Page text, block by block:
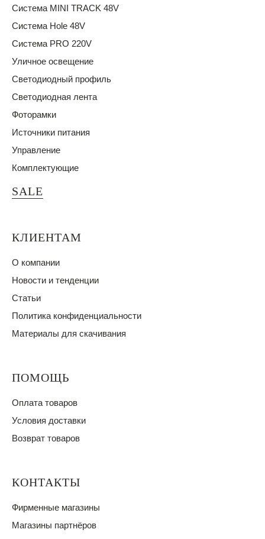
Система MINI TRACK 48V
Система Hole 48V
Система PRO 220V
Уличное освещение
Светодиодный профиль
Светодиодная лента
Фоторамки
Источники питания
Управление
Комплектующие
SALE
КЛИЕНТАМ
О компании
Новости и тенденции
Статьи
Политика конфиденциальности
Материалы для скачивания
ПОМОЩЬ
Оплата товаров
Условия доставки
Возврат товаров
КОНТАКТЫ
Фирменные магазины
Магазины партнёров